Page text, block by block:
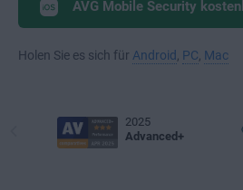
AVG Mobile Security
Holen Sie es sich für Android PC Mac
2025
Advanced+